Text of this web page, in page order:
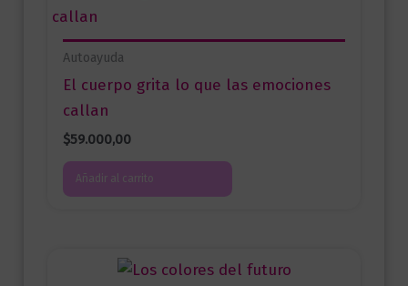
Autoayuda
El cuerpo grita lo que las emociones
callan
$59.000,00
Añadir al carrito